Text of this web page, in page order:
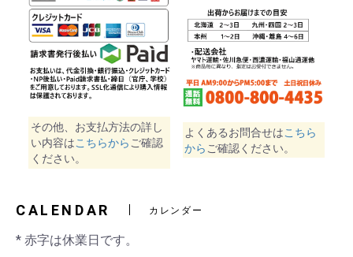
その他、お支払方法の詳し
い内容はこちらから ご確認
ください。
よくあるお問合せはこちら
から ご確認ください。
CALENDAR カレンダー
* 赤字は休業日です。